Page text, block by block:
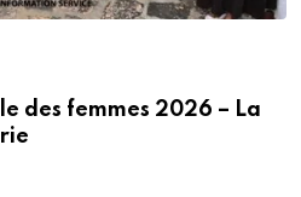
des femmes 2026 – La